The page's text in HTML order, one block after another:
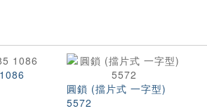
圓鎖 (擋片式 一字型)
5572